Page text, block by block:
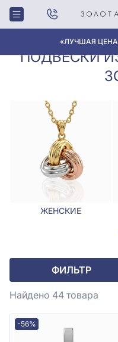
«ЛУЧШАЯ
Главная
Кулоны,
Подвески
ПОДВЕСКИ
ЖЕНСКИЕ
ФИЛЬТР
Найдено 44 товара
-56%